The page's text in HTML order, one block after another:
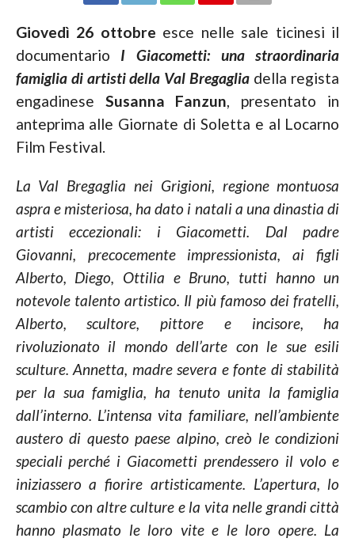
Giovedì 26 ottobre esce nelle sale ticinesi il
documentario
I Giacometti: una straordinaria
famiglia di artisti della Val Bregaglia della regista
engadinese Susanna Fanzun, presentato in
anteprima alle Giornate di Soletta e al Locarno
Film Festival.
La Val Bregaglia nei Grigioni, regione montuosa
aspra e misteriosa, ha dato i natali a una dinastia di
artisti eccezionali: i Giacometti. Dal padre
Giovanni, precocemente impressionista, ai figli
Alberto, Diego, Ottilia e Bruno, tutti hanno un
notevole talento artistico. Il più famoso dei fratelli,
Alberto, scultore, pittore e incisore, ha
rivoluzionato il mondo dell’arte con le sue esili
sculture. Annetta, madre severa e fonte di stabilità
per la sua famiglia, ha tenuto unita la famiglia
dall’interno. L’intensa vita familiare, nell’ambiente
austero di questo paese alpino, creò le condizioni
speciali perché i Giacometti prendessero il volo e
iniziassero a fiorire artisticamente. L’apertura, lo
scambio con altre culture e la vita nelle grandi città
hanno plasmato le loro vite e le loro opere. La